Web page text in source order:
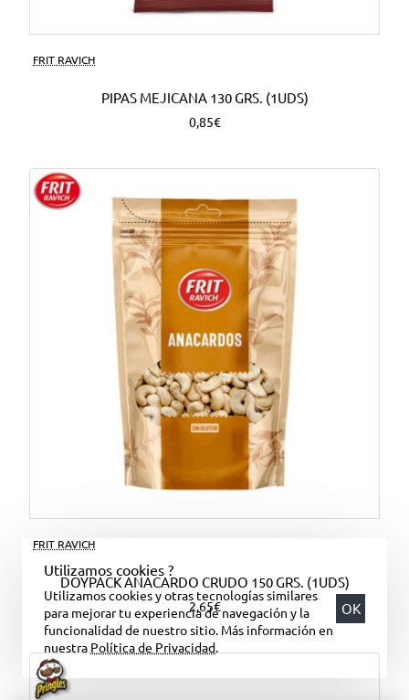
Utilizamos cookies ?
Utilizamos cookies y otras tecnologías similares
para mejorar tu experiencia de navegación y la
funcionalidad de nuestro sitio. Más información en
nuestra Política de Privacidad.
OK
FRIT RAVICH
PIPAS MEJICANA 130 GRS. (1UDS)
0,85€
FRIT RAVICH
DOYPACK ANACARDO CRUDO 150 GRS. (1UDS)
2,65€